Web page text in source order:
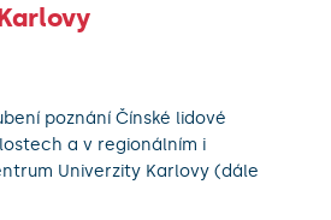
poznání Čínské lidové
a v regionálním i
Univerzity Karlovy (dále